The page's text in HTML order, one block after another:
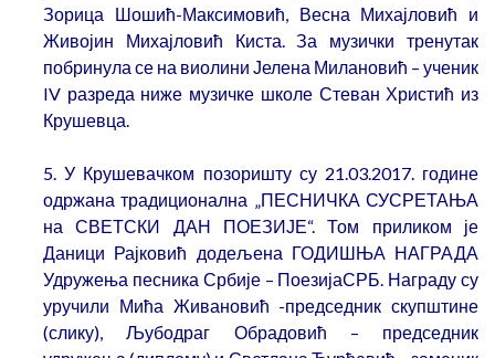
Зорица Шошић-Максимовић, Весна Михајловић и
Живојин Михајловић Киста. За музички тренутак
побринула се на виолини Јелена Милановић – ученик
IV разреда ниже музичке школе Стеван Христић из
Крушевца.
5. У Крушевачком позоришту су 21.03.2017. године
одржана традиционална „ПЕСНИЧКА СУСРЕТАЊА
на СВЕТСКИ ДАН ПОЕЗИЈЕ“. Том приликом је
Даници Рајковић додељена ГОДИШЊА НАГРАДА
Удружења песника Србије – ПоезијаСРБ. Награду су
уручили Мића Живановић -председник скупштине
(слику), Љубодраг Обрадовић – председник